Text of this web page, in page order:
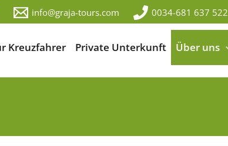
info@graja-tours.com 0034-681 637 522
Kreuzfahrer Private Unterkunft Über uns